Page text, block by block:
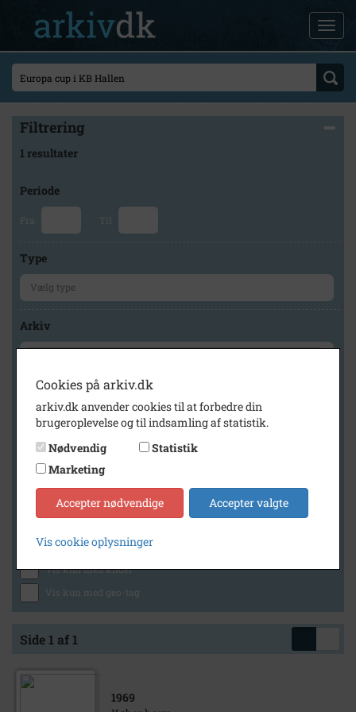
Filtrering
1 resultater
Periode
Fra Til
Type
Arkiv
Geografi
Generelt
Vis kun med billeder
Vis kun med lydklip
Vis kun med kilder
Vis kun med geo-tag
Side 1 af 1
1969
Cookies på arkiv.dk
arkiv.dk anvender cookies til at forbedre din
brugeroplevelse og til indsamling af statistik.
Nødvendig
Statistik
Marketing
Accepter nødvendige Accepter valgte
Vis cookie oplysninger